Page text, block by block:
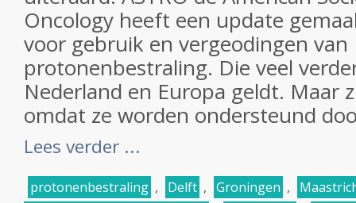
Oncology heeft een update
voor gebruik en vergeodingen van
protonenbestraling. Die veel
Nederland en Europa geldt. Maar
omdat ze worden ondersteund
Lees verder ...
protonenbestraling , Delft , Groningen ,